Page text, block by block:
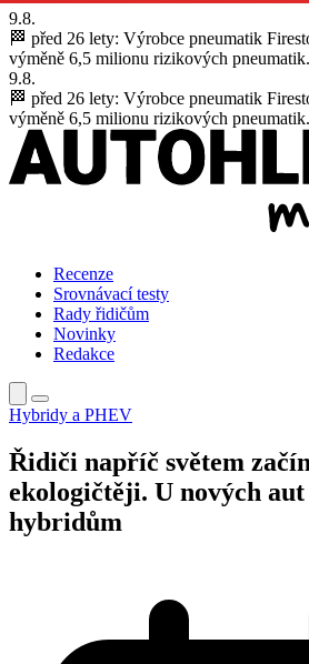
9.8.
🏁 před 26 lety: Výrobce pneumatik
výměně 6,5 milionu rizikových pneumatik.
9.8.
🏁 před 26 lety: Výrobce pneumatik
výměně 6,5 milionu rizikových pneumatik.
Recenze
Srovnávací testy
Rady řidičům
Novinky
Redakce
Hybridy a PHEV
Řidiči napříč světem
ekologičtěji. U nových
hybridům